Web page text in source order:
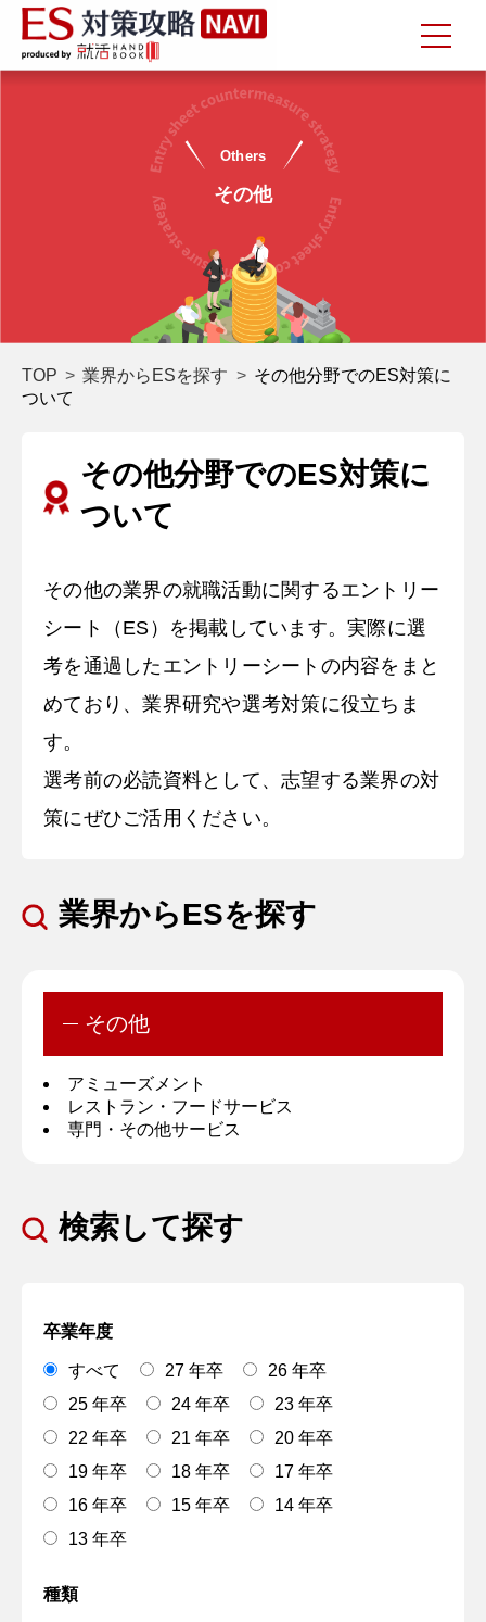
その他
Others
TOP 業界からESを探す
その他分野でのES対策に
ついて
その他分野でのES対策に
ついて
その他の業界の就職活動に関するエントリー
シート（ES）を掲載しています。実際に選
考を通過したエントリーシートの内容をまと
めており、業界研究や選考対策に役立ちま
す。
選考前の必読資料として、志望する業界の対
策にぜひご活用ください。
業界からESを探す
その他
アミューズメント
レストラン・フードサービス
専門・その他サービス
検索して探す
卒業年度
すべて 27 年卒
26 年卒
25 年卒
24 年卒
23 年卒
22 年卒
21 年卒
20 年卒
19 年卒
18 年卒
17 年卒
16 年卒
15 年卒
14 年卒
13 年卒
種類